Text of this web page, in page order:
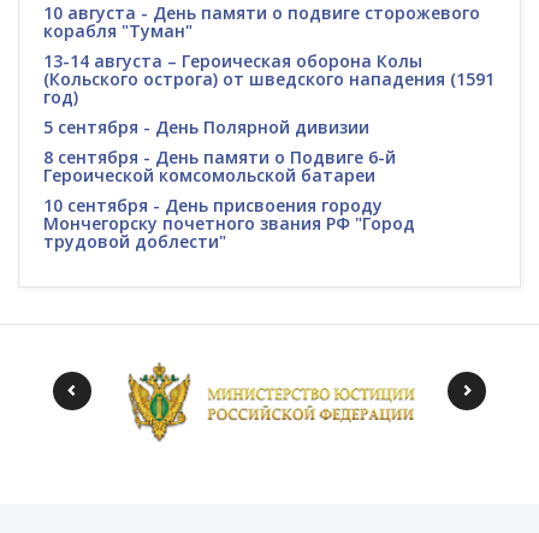
10 августа - День памяти о подвиге сторожевого
корабля "Туман"
13-14 августа – Героическая оборона Колы
(Кольского острога) от шведского нападения (1591
год)
5 сентября - День Полярной дивизии
8 сентября - День памяти о Подвиге 6-й
Героической комсомольской батареи
10 сентября - День присвоения городу
Мончегорску почетного звания РФ "Город
трудовой доблести"